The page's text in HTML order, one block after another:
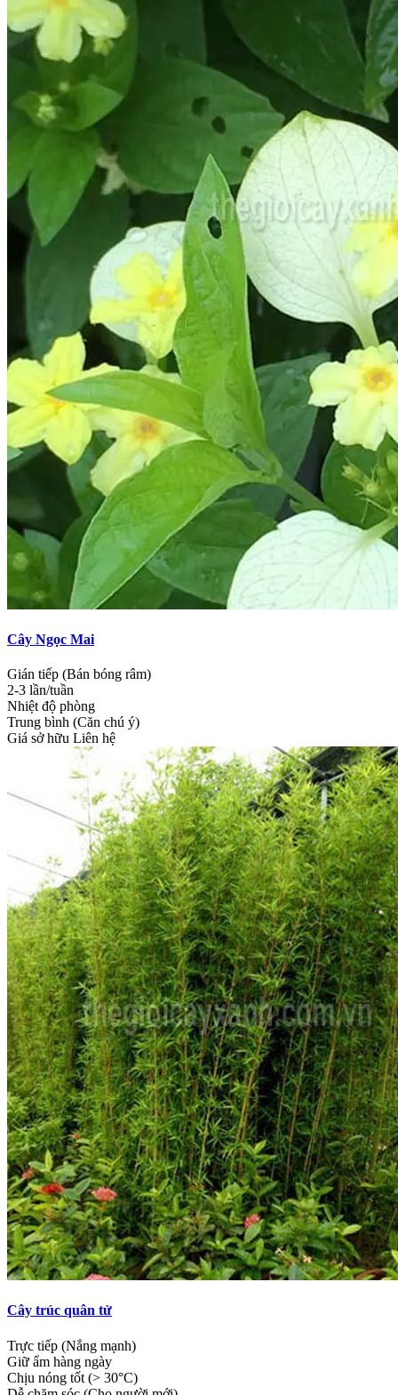
Cây Ngọc Mai
Gián tiếp (Bán bóng râm)
2-3 lần/tuần
Nhiệt độ phòng
Trung bình (Căn chú ý)
Giá sở hữu Liên hệ
Cây trúc quân tử
Trực tiếp (Nắng mạnh)
Giữ ẩm hàng ngày
Chịu nóng tốt (> 30°C)